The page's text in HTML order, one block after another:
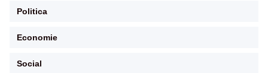
Politica
Economie
Social